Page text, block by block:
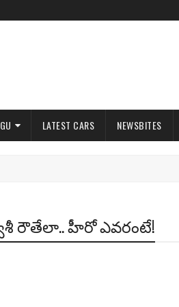
LATEST CARS NEWSBITES
రౌతేలా.. హీరో ఎవ‌రంటే!